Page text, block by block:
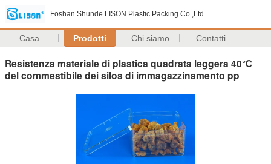
Foshan Shunde LISON Plastic Packing Co.,Ltd
Casa Prodotti Chi siamo Contatti
Resistenza materiale di plastica quadrata leggera 40℃
del commestibile dei silos di immagazzinamento pp